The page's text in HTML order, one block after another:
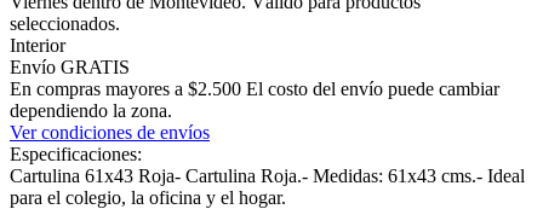
seleccionados.
Interior
Envío GRATIS
En compras mayores a $2.500 El costo del envío puede cambiar
dependiendo la zona.
Ver condiciones de envíos
Especificaciones:
Cartulina 61x43 Roja- Cartulina Roja.- Medidas: 61x43 cms.- Ideal
para el colegio, la oficina y el hogar.